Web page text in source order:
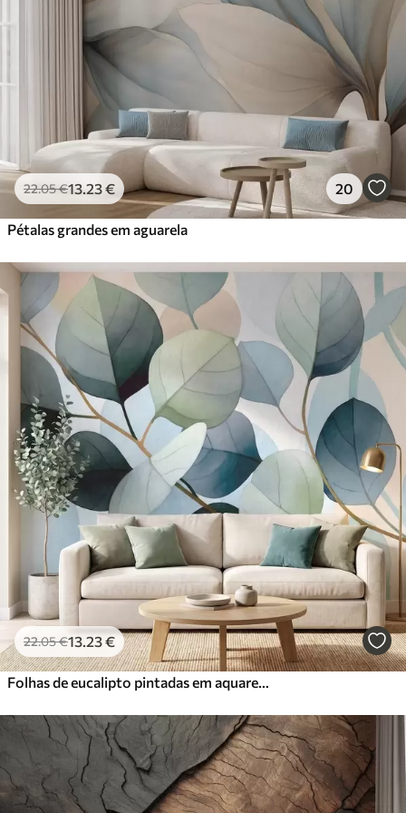
22.05€13.23€ 20
Pétalas grandes em aguarela
22.05€13 .23€